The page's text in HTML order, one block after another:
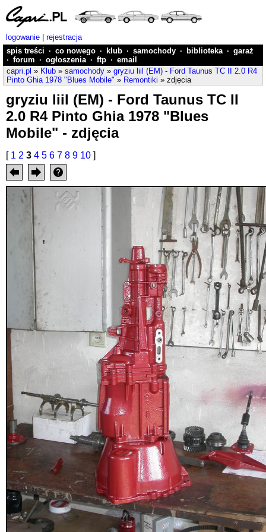
logowanie
rejestracja
spis treści · co nowego · klub · samochody · biblioteka · garaż
· forum · ogłoszenia · ftp · email
capri.pl » Klub » samochody » gryziu liil (EM) - Ford Taunus TC II 2.0 R4
Pinto Ghia 1978 "Blues Mobile" » Remontiki » zdjęcia
gryziu liil (EM) - Ford Taunus TC II
2.0 R4 Pinto Ghia 1978 "Blues
Mobile" - zdjęcia
[ 1 2 3 4 5 6 7 8 9 10 ]